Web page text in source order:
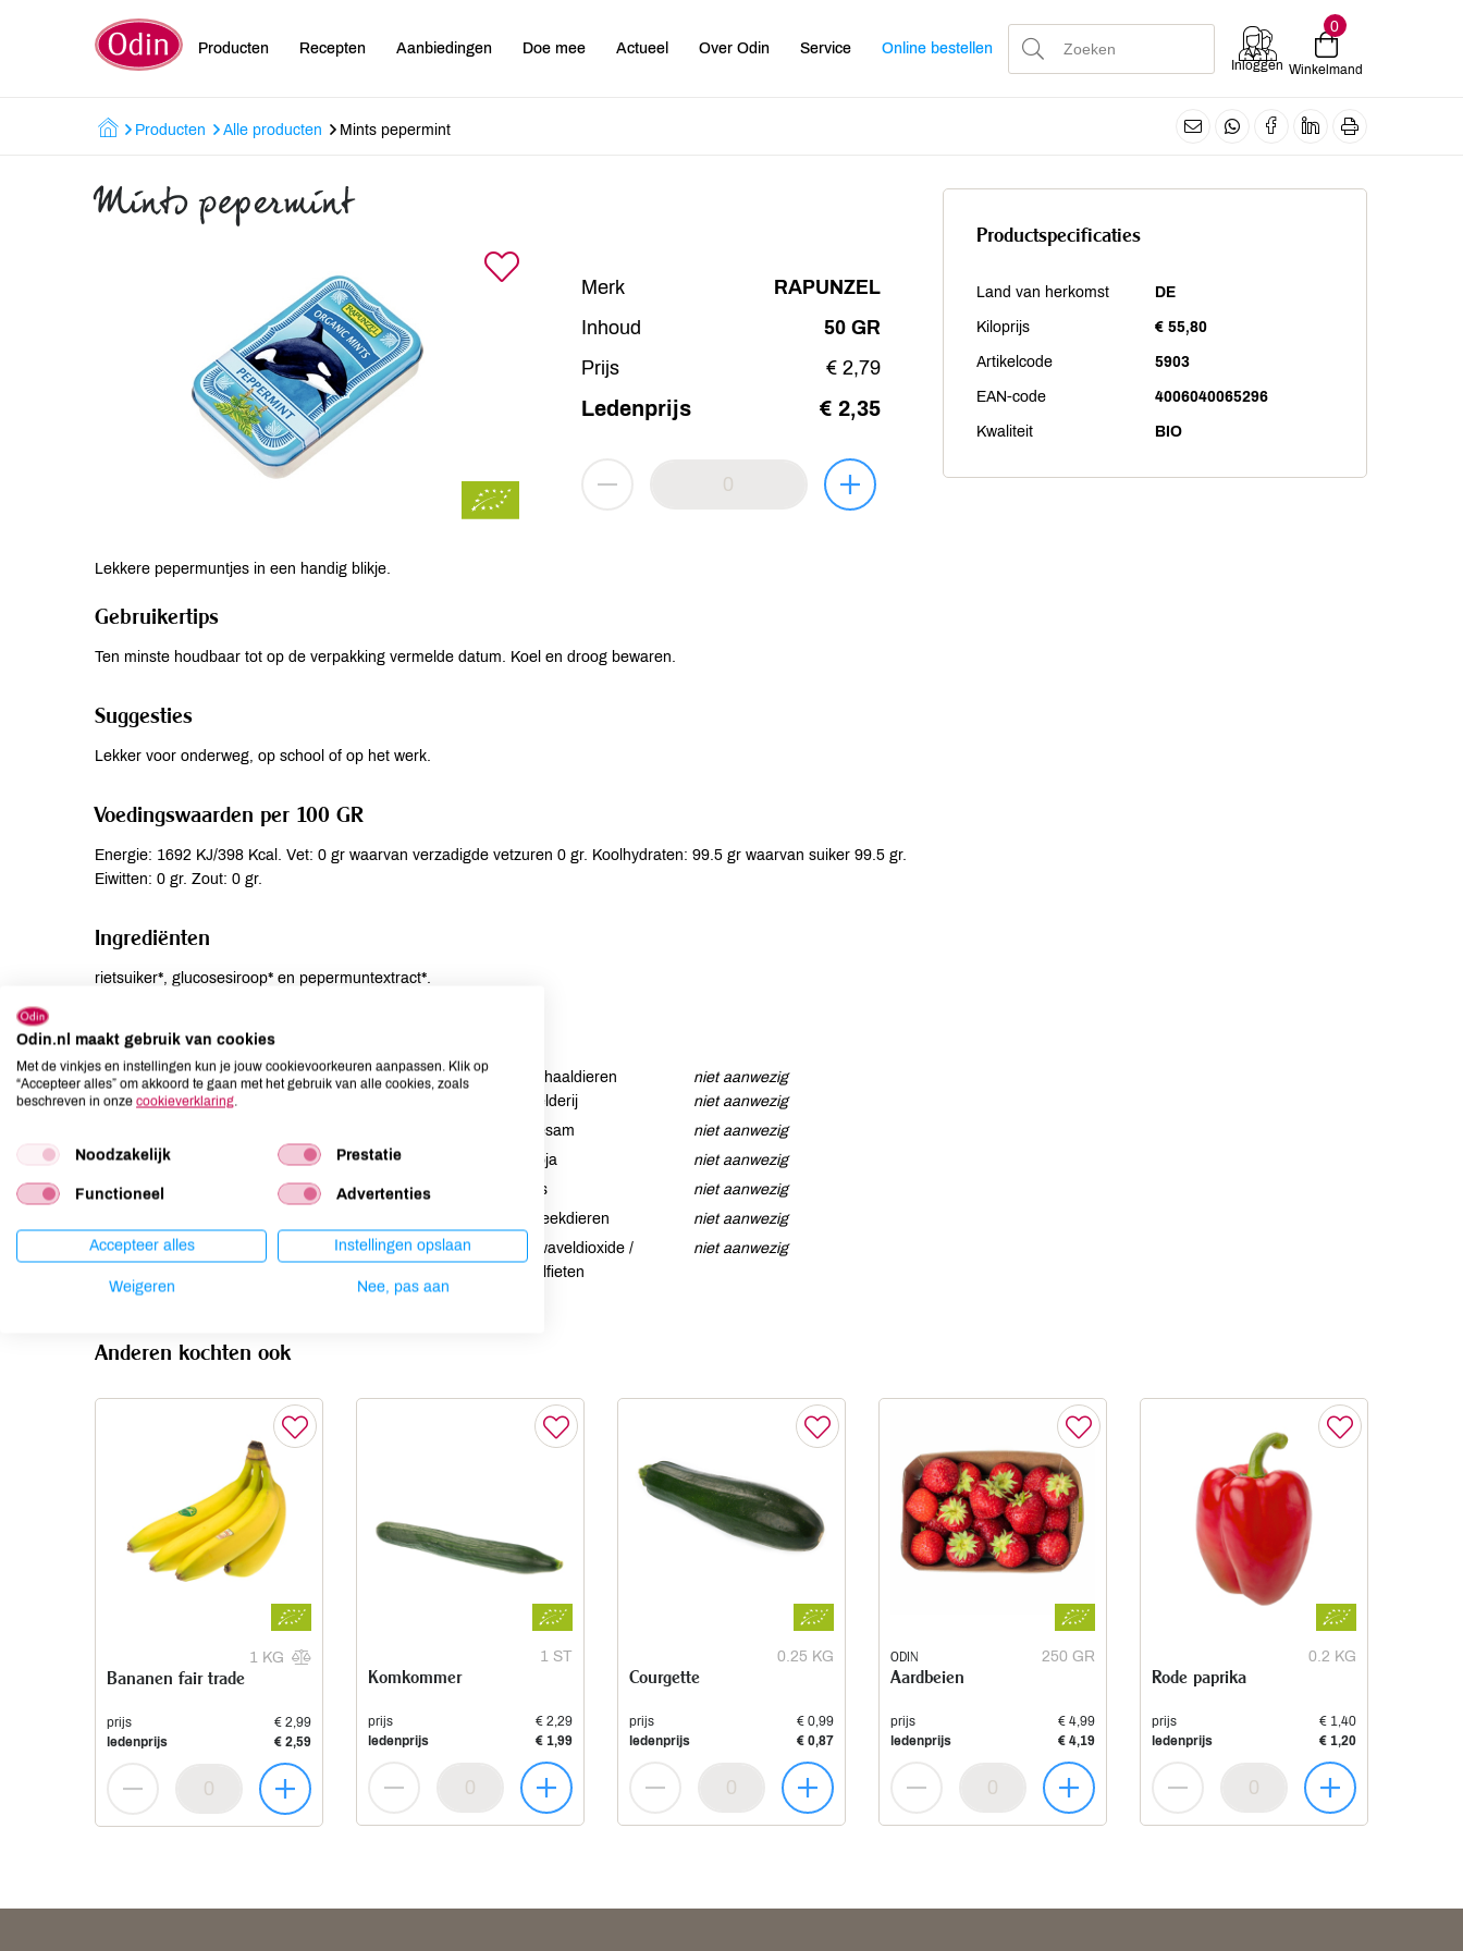
Producten Recepten Aanbiedingen Doe mee Actueel Over Odin Service Online bestellen
Inloggen
0
Winkelmand
Producten Alle producten Mints pepermint
Mints pepermint
Merk
RAPUNZEL
Inhoud
50 GR
Prijs
€ 2,79
Ledenprijs € 2,35
Lekkere pepermuntjes in een handig blikje.
Gebruikertips
Ten minste houdbaar tot op de verpakking vermelde datum. Koel en droog bewaren.
Suggesties
Lekker voor onderweg, op school of op het werk.
Voedingswaarden per 100 GR
Energie: 1692 KJ/398 Kcal. Vet: 0 gr waarvan verzadigde vetzuren 0 gr. Koolhydraten: 99.5 gr waarvan suiker 99.5 gr.
Eiwitten: 0 gr. Zout: 0 gr.
Ingrediënten
rietsuiker*, glucosesiroop* en pepermuntextract*.
Allergenen
Aardnoten
niet aanwezig
Ei
Lactose
niet aanwezig
Lupine
niet aanwezig
Noten
niet aanwezig
Schaaldieren
niet aanwezig
Selderij
niet aanwezig
Sesam
niet aanwezig
Soja
niet aanwezig
Vis
niet aanwezig
Weekdieren
niet aanwezig
Zwaveldioxide /
sulfieten
niet aanwezig
Productspecificaties
Land van herkomst DE
Kiloprijs € 55,80
Artikelcode 5903
EAN-code 4006040065296
Kwaliteit BIO
Anderen kochten ook
1 KG
Bananen fair trade
prijs
€ 2,99
ledenprijs
€ 2,59
1 ST
Komkommer
prijs
€ 2,29
ledenprijs
€ 1,99
0.25 KG
Courgette
prijs
€ 0,99
ledenprijs
€ 0,87
ODIN 250 GR
Aardbeien
prijs
€ 4,99
ledenprijs
€ 4,19
0.2 KG
Rode paprika
prijs
€ 1,40
ledenprijs
€ 1,20
Odin.nl maakt gebruik van cookies
Met de vinkjes en instellingen kun je jouw cookievoorkeuren aanpassen. Klik op
“Accepteer alles” om akkoord te gaan met het gebruik van alle cookies, zoals
beschreven in onze cookieverklaring.
Noodzakelijk Prestatie
Functioneel Advertenties
Accepteer alles Instellingen opslaan
Weigeren Nee, pas aan